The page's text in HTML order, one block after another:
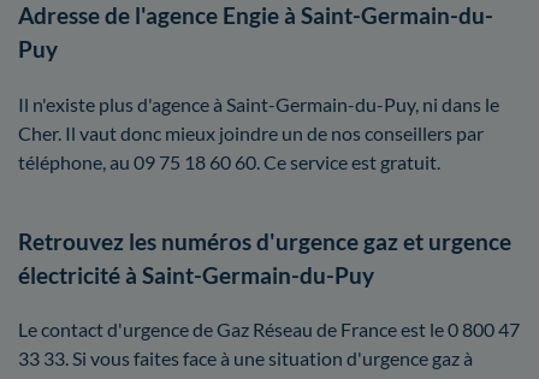
Adresse de l'agence Engie à Saint-Germain-du-
Puy
Il n'existe plus d'agence à Saint-Germain-du-Puy, ni dans le
Cher. Il vaut donc mieux joindre un de nos conseillers par
téléphone, au 09 75 18 60 60. Ce service est gratuit.
Retrouvez les numéros d'urgence gaz et urgence
électricité à Saint-Germain-du-Puy
Le contact d'urgence de Gaz Réseau de France est le 0 800 47
33 33. Si vous faites face à une situation d'urgence gaz à